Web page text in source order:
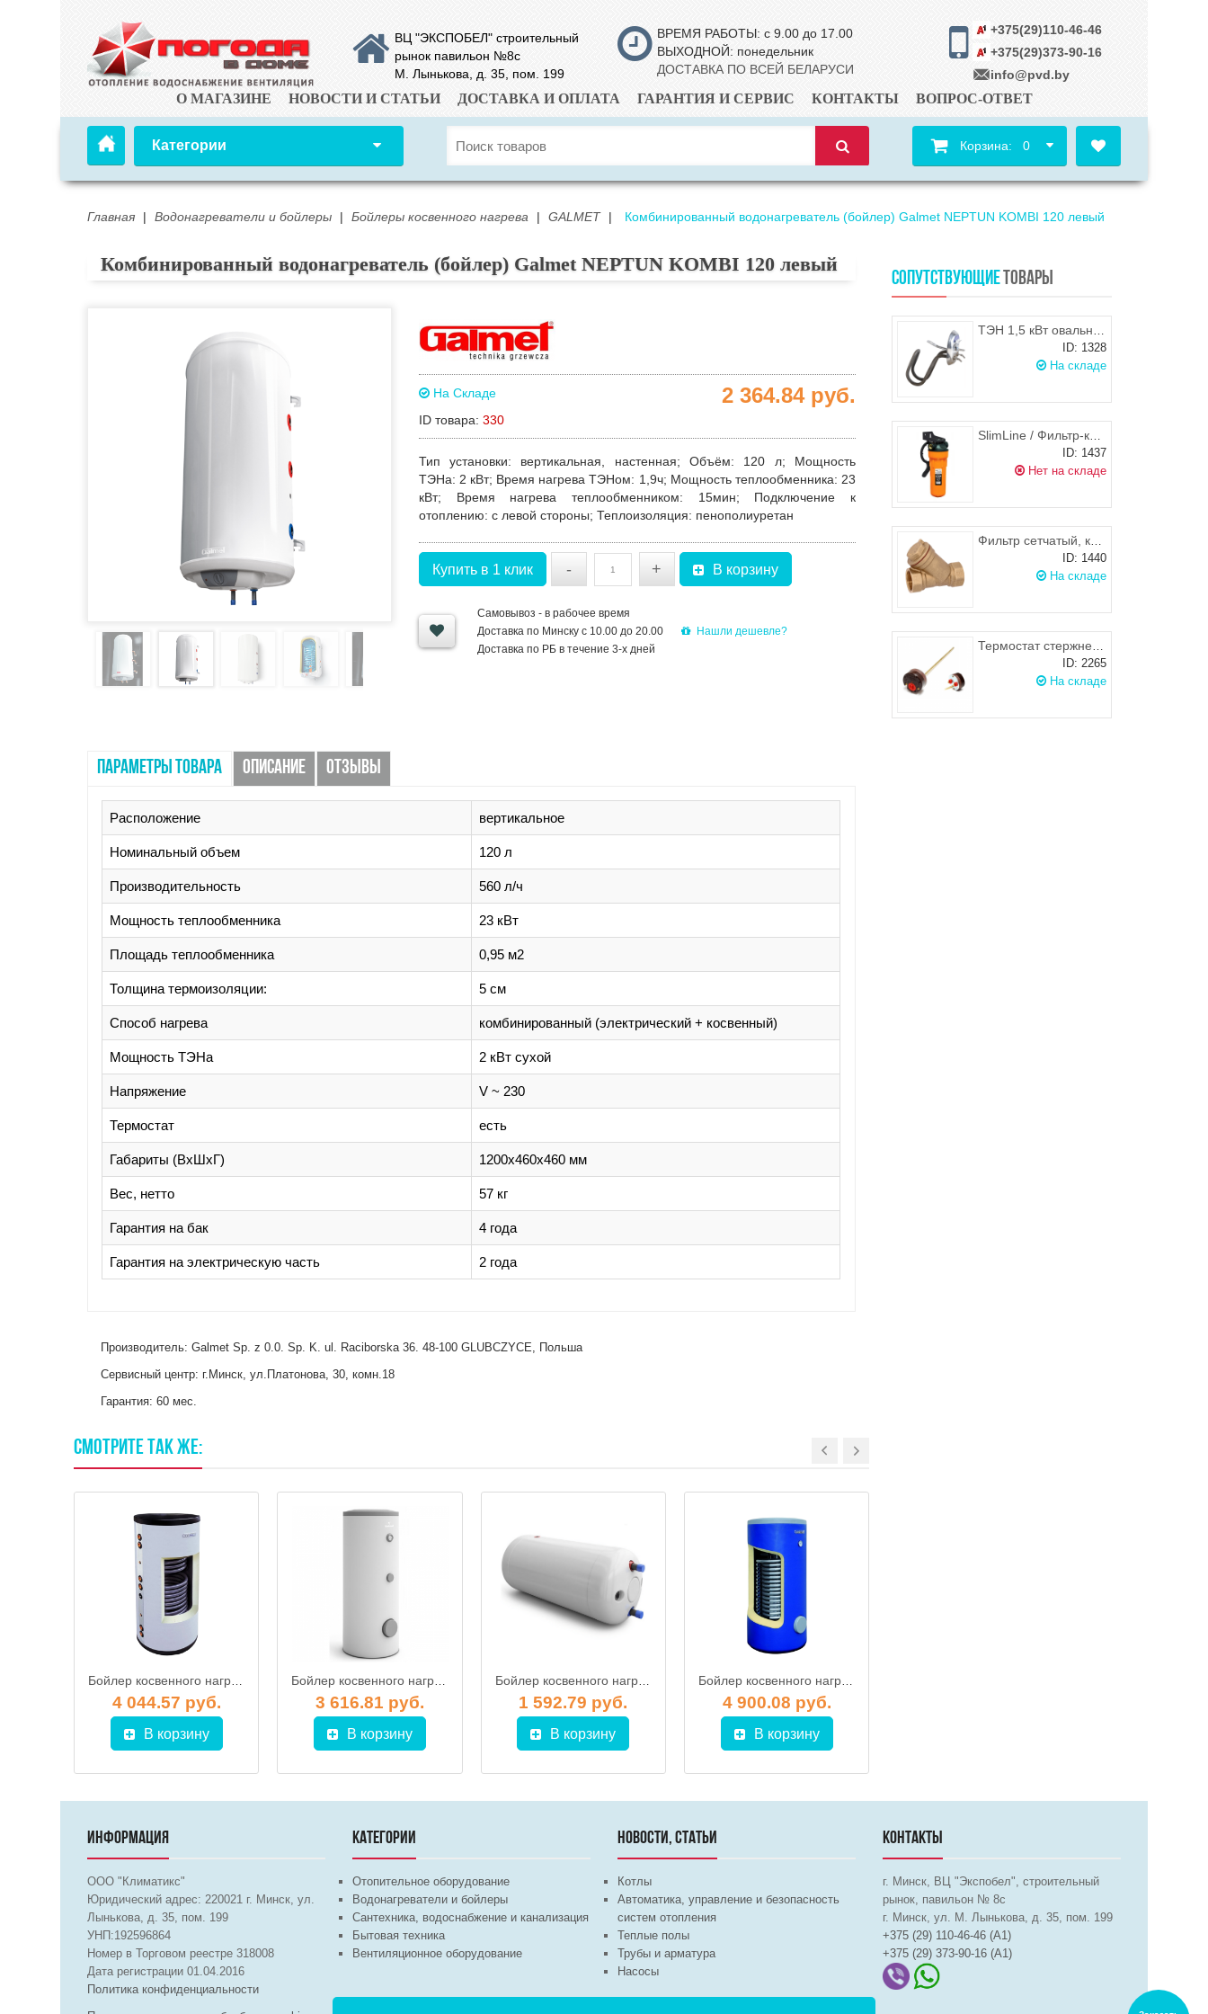
ВЦ "ЭКСПОБЕЛ" строительный
рынок павильон №8с
М. Лынькова, д. 35, пом. 199
ВРЕМЯ РАБОТЫ: с 9.00 до 17.00
ВЫХОДНОЙ: понедельник
ДОСТАВКА ПО ВСЕЙ БЕЛАРУСИ
+375(29)110-46-46
+375(29)373-90-16
info@pvd.by
О МАГАЗИНЕ НОВОСТИ И СТАТЬИ ДОСТАВКА И ОПЛАТА ГАРАНТИЯ И СЕРВИС КОНТАКТЫ ВОПРОС-ОТВЕТ
Категории Корзина: 0
Главная | Водонагреватели и бойлеры | Бойлеры косвенного нагрева | GALMET | Комбинированный водонагреватель (бойлер) Galmet NEPTUN KOMBI 120 левый
Комбинированный водонагреватель (бойлер) Galmet NEPTUN KOMBI 120 левый
На Складе
ID товара: 330
2 364.84 руб.
Тип установки: вертикальная, настенная; Объём: 120 л; Мощность
ТЭНа: 2 кВт; Время нагрева ТЭНом: 1,9ч; Мощность теплообменника: 23
кВт; Время нагрева теплообменником: 15мин; Подключение к
отоплению: с левой стороны; Теплоизоляция: пенополиуретан
Купить в 1 клик - + В корзину
Самовывоз - в рабочее время
Доставка по Минску с 10.00 до 20.00
Доставка по РБ в течение 3-х дней
Нашли дешевле?
ПАРАМЕТРЫ ТОВАРА ОПИСАНИЕ ОТЗЫВЫ
Расположение вертикальное
Номинальный объем 120 л
Производительность 560 л/ч
Мощность теплообменника 23 кВт
Площадь теплообменника 0,95 м2
Толщина термоизоляции: 5 см
Способ нагрева комбинированный (электрический + косвенный)
Мощность ТЭНа 2 кВт сухой
Напряжение V ~ 230
Термостат есть
Габариты (ВхШхГ) 1200х460х460 мм
Вес, нетто 57 кг
Гарантия на бак 4 года
Гарантия на электрическую часть 2 года
Производитель: Galmet Sp. z 0.0. Sp. K. ul. Raciborska 36. 48-100 GLUBCZYCE, Польша
Сервисный центр: г.Минск, ул.Платонова, 30, комн.18
Гарантия: 60 мес.
СМОТРИТЕ ТАКЖЕ:
Бойлер косвенного нагрева Galmet Sol Partner SGW(S)B 400 Skay FL
4 044.57 руб.
В корзину
Бойлер косвенного нагрева GALMET Tower SGW(S) 300 Skay (w/s) FL (напольный)
3 616.81 руб.
В корзину
Бойлер косвенного нагрева Galmet IN-POWER SGW(L)P 140-H PUR, без наружного корпуса
1 592.79 руб.
В корзину
Бойлер косвенного нагрева Galmet Maxi SGW(S) 250 Skay (w/s) FL
4 900.08 руб.
В корзину
СОПУТСТВУЮЩИЕТОВАРЫ
ТЭН 1,5 кВт овальный фланец для водонагревателя Ariston 10-30л
ID: 1328
На складе
SlimLine / Фильтр-колба 1/2" для горячей воды Filter1 FPV-112 HW, Ecosoft
ID: 1437
Нет на складе
Фильтр сетчатый, косой Ду 20 (3/4 дюйма), Цветлит
ID: 1440
На складе
Термостат стержневой RTM
ID: 2265
На складе
ИНФОРМАЦИЯ
ООО "Климатикс"
Юридический адрес:220021 г. Минск, ул.
Лынькова, д. 35, пом. 199
УНП:192596864
Номер в Торговом реестре 318008
Дата регистрации 01.04.2016
Политика конфиденциальности
КАТЕГОРИИ
Отопительное оборудование
Водонагреватели и бойлеры
Сантехника, водоснабжение и канализация
Бытовая техника
Вентиляционное оборудование
НОВОСТИ, СТАТЬИ
Котлы
Автоматика, управление и безопасность
систем отопления
Теплые полы
Трубы и арматура
Насосы
КОНТАКТЫ
г. Минск, ВЦ "Экспобел", строительный
рынок, павильон № 8c
г. Минск, ул. М. Лынькова, д. 35, пом. 199
+375 (29) 110-46-46 (А1)
+375 (29) 373-90-16 (A1)